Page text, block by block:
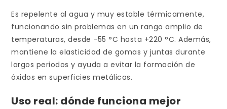
Es repelente al agua y muy estable térmicamente,
funcionando sin problemas en un rango amplio de
temperaturas, desde -55 °C hasta +220 °C. Además,
mantiene la elasticidad de gomas y juntas durante
largos periodos y ayuda a evitar la formación de
óxidos en superficies metálicas.
Uso real: dónde funciona mejor